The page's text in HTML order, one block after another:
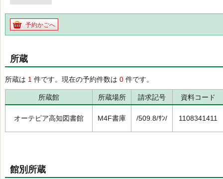
予約かごへ
所蔵
所蔵は 1 件です。現在の予約件数は 0 件です。
所蔵館 所蔵場所 請求記号 資料コード
オーテピア高知図書館 M4F書庫 /509.8/ｻﾝ/ 1108341411
館別所蔵